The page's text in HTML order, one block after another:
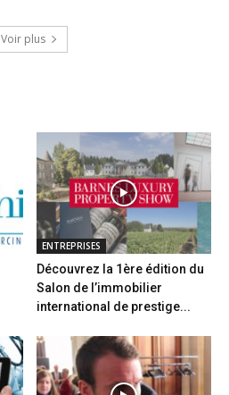
Voir plus
ENTREPRISES
Découvrez la 1ère édition du
Salon de l’immobilier
international de prestige...